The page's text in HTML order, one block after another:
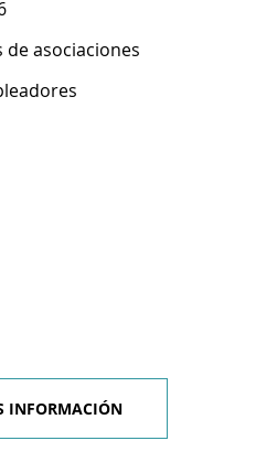
de asociaciones
INFORMACIÓN